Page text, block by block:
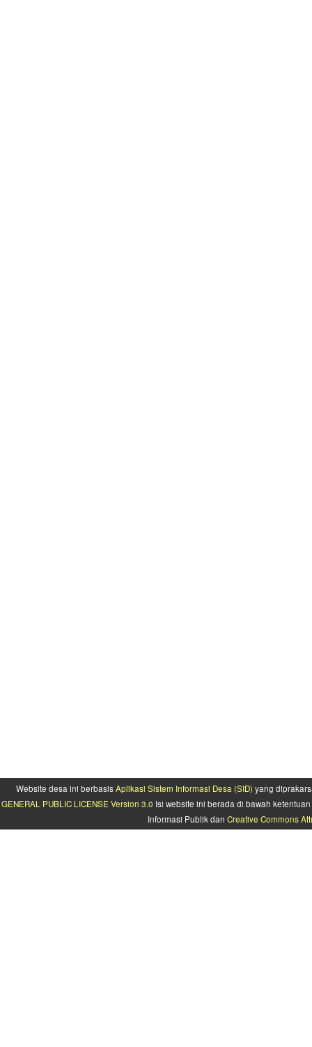
Website desa ini berbasisAplikasi Sistem Informasi Desa (SID) yang
GENERAL PUBLIC LICENSE Version 3.0 Isi website ini berada di bawah
Informasi Publik dan Creative Commons